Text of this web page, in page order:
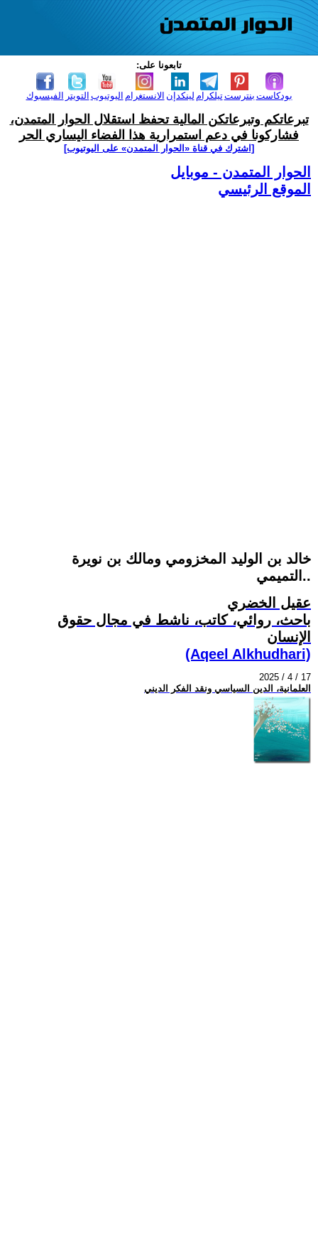
تابعونا على:
الفيسبوك التويتر اليوتيوب الانستغرام لينكدإن تيلكرامبنترست بودكاست
تبرعاتكم وتبرعاتكن المالية تحفظ استقلال الحوار المتمدن،
فشاركونا في دعم استمرارية هذا الفضاء اليساري الحر
[اشترك في قناة ‫«الحوار المتمدن» على اليوتيوب]
الحوار المتمدن - موبايل
الموقع الرئيسي
خالد بن الوليد المخزومي ومالك بن نويرة
التميمي..
عقيل الخضري
باحث، روائي، كاتب، ناشط في مجال حقوق
الإنسان
(Aqeel Alkhudhari)
2025 / 4 / 17
العلمانية، الدين السياسي ونقد الفكر الديني